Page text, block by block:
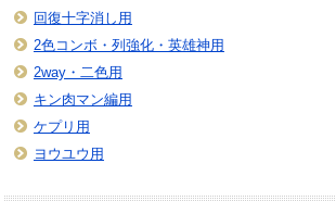
回復十字消し用
2色コンボ・列強化・英雄神用
2way・二色用
キン肉マン編用
ケプリ用
ヨウユウ用